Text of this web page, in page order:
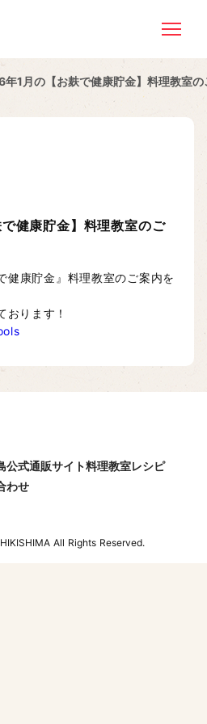
1月の【お麸で健康貯金】料理教室の
健康貯金】料理教室のご
健康貯金』料理教室のご案内を
おります！
公式通販サイト料理教室レシピ
わせ
All Rights Reserved.